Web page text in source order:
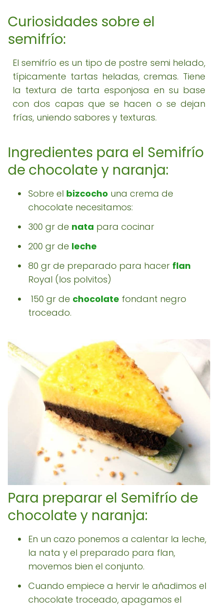
Curiosidades sobre el
semifrío:
El semifrío es un tipo de postre semi helado,
típicamente tartas heladas, cremas. Tiene
la textura de tarta esponjosa en su base
con dos capas que se hacen o se dejan
frías, uniendo sabores y texturas.
Ingredientes para el Semifrío
de chocolate y naranja:
Sobre el bizcocho una crema de
chocolate necesitamos:
300 gr de nata para cocinar
200 gr de leche
80 gr de preparado para hacer flan
Royal (los polvitos)
150 gr de chocolate fondant negro
troceado.
Para preparar el Semifrío de
chocolate y naranja:
En un cazo ponemos a calentar la leche,
la nata y el preparado para flan,
movemos bien el conjunto.
Cuando empiece a hervir le añadimos el
chocolate troceado, apagamos el